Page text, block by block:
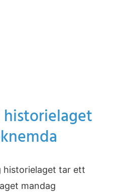
historielaget tar ett
mandag